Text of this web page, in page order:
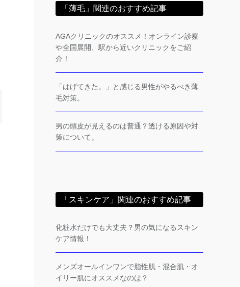
「薄毛」関連のおすすめ記事
AGAクリニックのオススメ！オンライン診察
や全国展開、駅から近いクリニックをご紹
介！
「はげてきた。」と感じる男性がやるべき薄
毛対策。
男の頭皮が見えるのは普通？透ける原因や対
策について。
「スキンケア」関連のおすすめ記事
化粧水だけでも大丈夫？男の気になるスキン
ケア情報！
メンズオールインワンで脂性肌・混合肌・オ
イリー肌にオススメなのは？